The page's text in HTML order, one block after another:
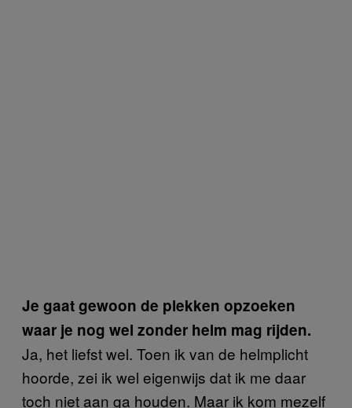
Je gaat gewoon de plekken opzoeken
waar je nog wel zonder helm mag rijden.
Ja, het liefst wel. Toen ik van de helmplicht
hoorde, zei ik wel eigenwijs dat ik me daar
toch niet aan ga houden. Maar ik kom mezelf